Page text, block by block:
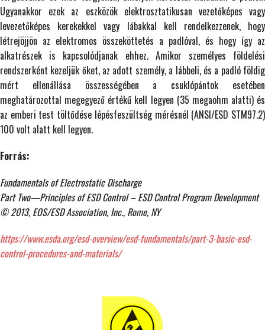
Ugyanakkor ezek az eszközök elektrosztatikusan vezetőképes vagy
levezetőképes kerekekkel vagy lábakkal kell rendelkezzenek, hogy
létrejöjjön az elektromos összeköttetés a padlóval, és hogy így az
alkatrészek is kapcsolódjanak ehhez. Amikor személyes földelési
rendszerként kezeljük őket, az adott személy, a lábbeli, és a padló földig
mért ellenállása összességében a csuklópántok esetében
meghatározottal megegyező értékű kell legyen (35 megaohm alatti) és
az emberi test töltődése lépésfeszültség mérésnél (ANSI/ESD STM97.2)
100 volt alatt kell legyen.
Forrás:
Fundamentals of Electrostatic Discharge
Part Two—Principles of ESD Control – ESD Control Program Development
© 2013, EOS/ESD Association, Inc., Rome, NY
https://www.esda.org/esd-overview/esd-fundamentals/part-3-basic-esd-
control-procedures-and-materials/